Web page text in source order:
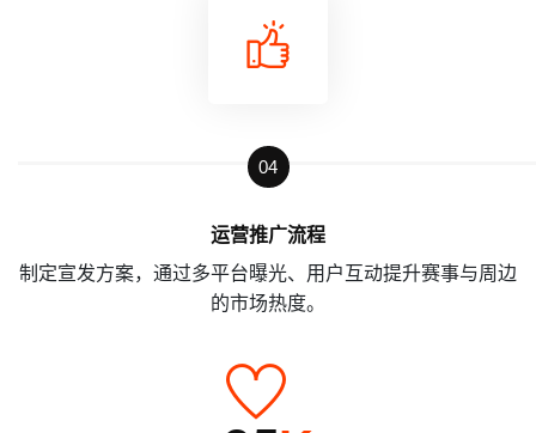
04
运营推广流程
制定宣发方案，通过多平台曝光、用户互动提升赛事与周边
的市场热度。